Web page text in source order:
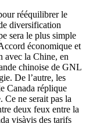
rééquilibrer le
diversification
sera le plus simple
économique et
la Chine, en
chinoise de GNL
De l’autre, les
Canada réplique
ne serait pas la
deux feux entre la
visàvis des tarifs